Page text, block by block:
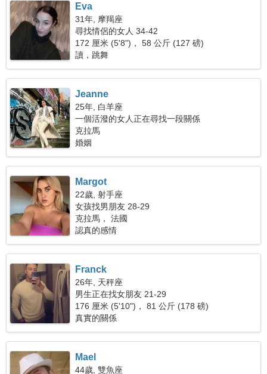
Eva
31年, 摩羯座
尋找情侶的女人 34-42
172 厘米 (5'8")， 58 公斤 (127 磅)
讀，跳舞
Jeanne
25年, 白羊座
一個活潑的女人正在尋找一段關係
克拉馬
婚姻
Margot
22歲, 射手座
女孩找男朋友 28-29
克拉馬， 法國
認真的感情
Franck
26年, 天秤座
男生正在找女朋友 21-29
176 厘米 (5'10")， 81 公斤 (178 磅)
真實的關係
Mael
44歲, 雙魚座